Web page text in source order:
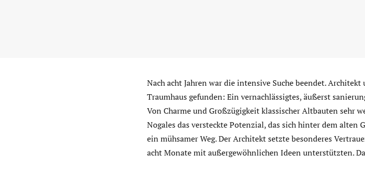
Nach acht Jahren war die intensive Suche beendet.
Traumhaus gefunden: Ein vernachlässigtes, äußerst
Von Charme und Großzügigkeit klassischer Altbauten sehr
Nogales das versteckte Potenzial, das sich hinter dem alten
ein mühsamer Weg. Der Architekt setzte besonderes
acht Monate mit außergewöhnlichen Ideen unterstützten.